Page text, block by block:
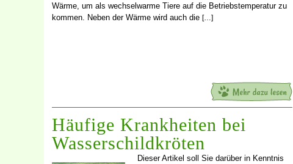
Wärme, um als wechselwarme Tiere auf die Betriebstemperatur zu
kommen. Neben der Wärme wird auch die […]
Häufige Krankheiten bei
Wasserschildkröten
Dieser Artikel soll Sie darüber in Kenntnis